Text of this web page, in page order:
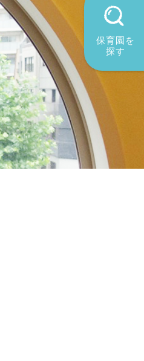
保育園を
探す
区 (1)
区(3)
市(1)
区(2)